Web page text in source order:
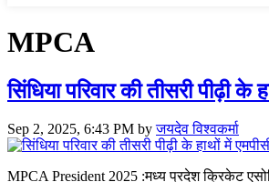
MPCA
सिंधिया परिवार की तीसरी पीढ़ी के
Sep 2, 2025, 6:43 PM byजयदेव विश्वकर्मा
MPCA President 2025 :मध्य प्रदेश क्रिकेट